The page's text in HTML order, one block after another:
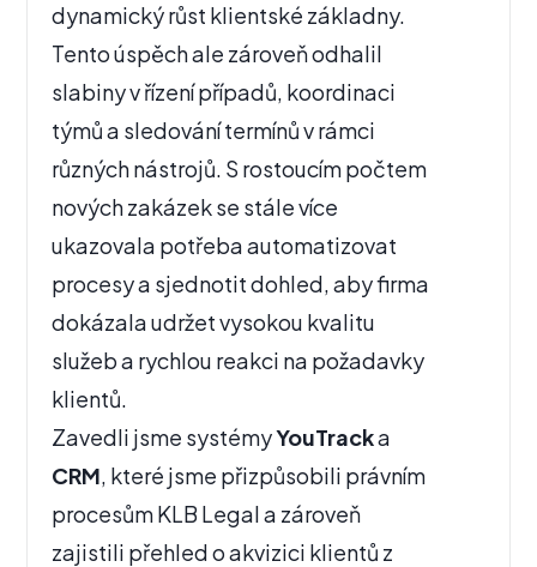
dynamický růst klientské základny.
Tento úspěch ale zároveň odhalil
slabiny v řízení případů, koordinaci
týmů a sledování termínů v rámci
různých nástrojů. S rostoucím počtem
nových zakázek se stále více
ukazovala potřeba automatizovat
procesy a sjednotit dohled, aby firma
dokázala udržet vysokou kvalitu
služeb a rychlou reakci na požadavky
klientů.
Zavedli jsme systémyYouTracka
CRM, které jsme přizpůsobili právním
procesům KLB Legal a zároveň
zajistili přehled o akvizici klientů z